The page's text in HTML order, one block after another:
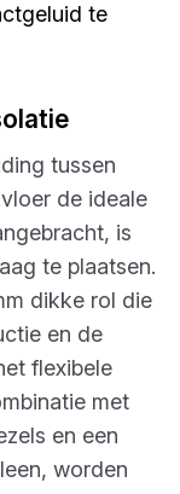
te
tussen
de ideale
is
te plaatsen.
dikke rol die
en de
flexibele
met
en een
worden